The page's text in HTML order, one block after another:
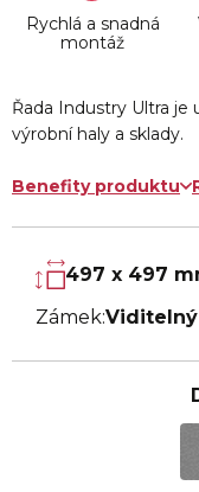
Rychlá a snadná
montáž
Řada Industry Ultra je
výrobní haly a sklady.
Benefity produktu
497 x 497
Zámek:Viditelný